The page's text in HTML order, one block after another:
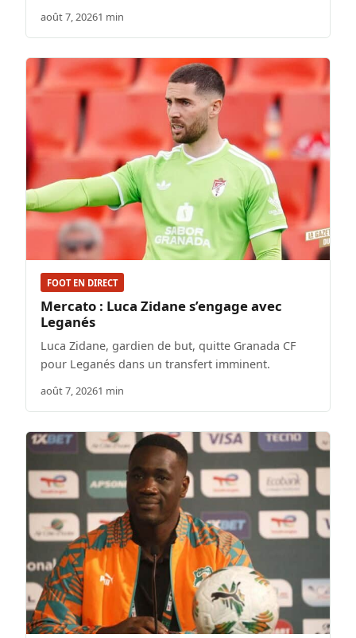
août 7, 20261 min
FOOT EN DIRECT
Mercato : Luca Zidane s’engage avec
Leganés
Luca Zidane, gardien de but, quitte Granada CF
pour Leganés dans un transfert imminent.
août 7, 20261 min